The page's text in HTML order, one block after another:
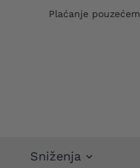
Plaćanje pouzećem
Sniženja